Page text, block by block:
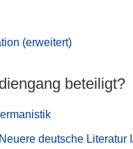
(erweitert)
beteiligt?
deutsche Literatur